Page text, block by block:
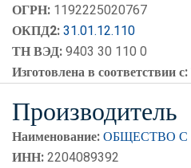
ОГРН: 1192225020767
ОКПД2:31.01.12.110
ТН ВЭД:9403 30 110 0
Изготовлена в соответствии с:
Производитель
Наименование:ОБЩЕСТВО
ИНН:2204089392